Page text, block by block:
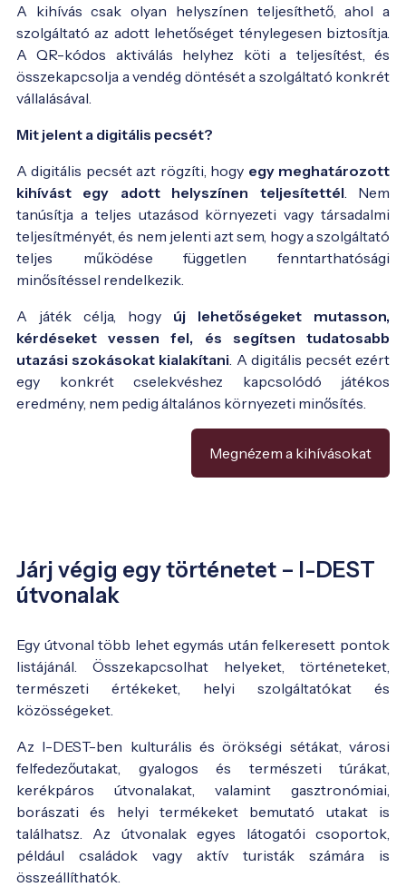
A kihívás csak olyan helyszínen teljesíthető, ahol a
szolgáltató az adott lehetőséget ténylegesen biztosítja.
A QR-kódos aktiválás helyhez köti a teljesítést, és
összekapcsolja a vendég döntését a szolgáltató konkrét
vállalásával.
Mit jelent a digitális pecsét?
A digitális pecsét azt rögzíti, hogy egy meghatározott
kihívást egy adott helyszínen teljesítettél . Nem
tanúsítja a teljes utazásod környezeti vagy társadalmi
teljesítményét, és nem jelenti azt sem, hogy a szolgáltató
teljes működése független fenntarthatósági
minősítéssel rendelkezik.
A játék célja, hogy új lehetőségeket mutasson,
kérdéseket vessen fel, és segítsen tudatosabb
utazási szokásokat kialakítani . A digitális pecsét ezért
egy konkrét cselekvéshez kapcsolódó játékos
eredmény, nem pedig általános környezeti minősítés.
Megnézem a kihívásokat
Járj végig egy történetet – I-DEST
útvonalak
Egy útvonal több lehet egymás után felkeresett pontok
listájánál. Összekapcsolhat helyeket, történeteket,
természeti értékeket, helyi szolgáltatókat és
közösségeket.
Az I-DEST-ben kulturális és örökségi sétákat, városi
felfedezőutakat, gyalogos és természeti túrákat,
kerékpáros útvonalakat, valamint gasztronómiai,
borászati és helyi termékeket bemutató utakat is
találhatsz. Az útvonalak egyes látogatói csoportok,
például családok vagy aktív turisták számára is
összeállíthatók.